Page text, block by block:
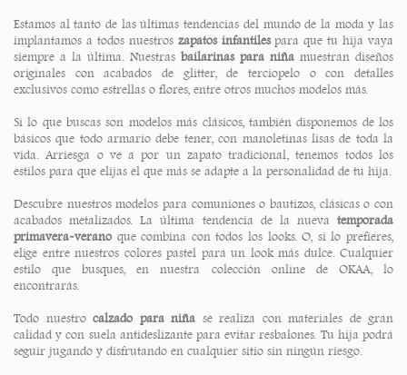
Estamos al tanto de las últimas tendencias del mundo de la moda y las
implantamos a todos nuestros zapatos infantilespara que tu hija vaya
siempre a la última. Nuestras bailarinas para niña muestran diseños
originales con acabados de glitter, de terciopelo o con detalles
exclusivos como estrellas o flores, entre otros muchos modelos más.
Si lo que buscas son modelos más clásicos, también disponemos de los
básicos que todo armario debe tener, con manoletinas lisas de toda la
vida. Arriesga o ve a por un zapato tradicional ,tenemos todos los
estilos para que elijas el que más se adapte a la personalidad de tu hija.
Descubre nuestros modelos para comuniones o bautizos, clásicas o con
acabados metalizados. La última tendencia de la nueva temporada
primavera-verano que combina con todos los looks. O, si lo prefieres,
elige entre nuestros colores pastel para un look más dulce. Cualquier
estilo que busques, en nuestra colección online de OKAA, lo
encontrarás.
Todo nuestro calzado para niña se realiza con materiales de gran
calidad y con suela antideslizante para evitar resbalones. Tu hija podrá
seguir jugando y disfrutando en cualquier sitio sin ningún riesgo.